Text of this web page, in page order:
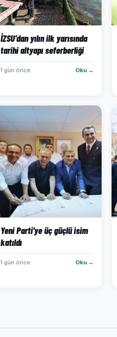
İZSU’dan yılın ilk yarısında
tarihi altyapı seferberliği
1 gün önce Oku →
Yeni Parti'ye üç güçlü isim
katıldı
1 gün önce Oku →